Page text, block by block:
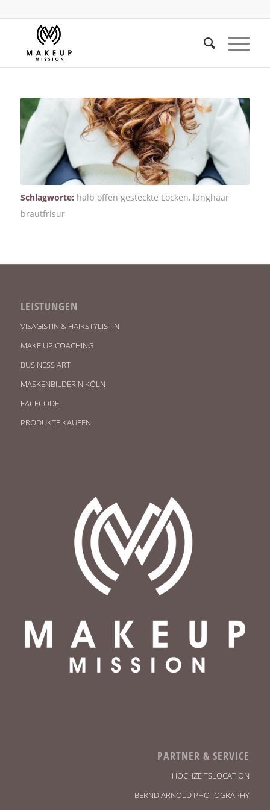
Schlagworte: halb offen gesteckte Locken, langhaar
brautfrisur
LEISTUNGEN
VISAGISTIN & HAIRSTYLISTIN
MAKE UP COACHING
BUSINESS ART
MASKENBILDERIN KÖLN
FACECODE
PRODUKTE KAUFEN
PARTNER & SERVICE
HOCHZEITSLOCATION
BERND ARNOLD PHOTOGRAPHY